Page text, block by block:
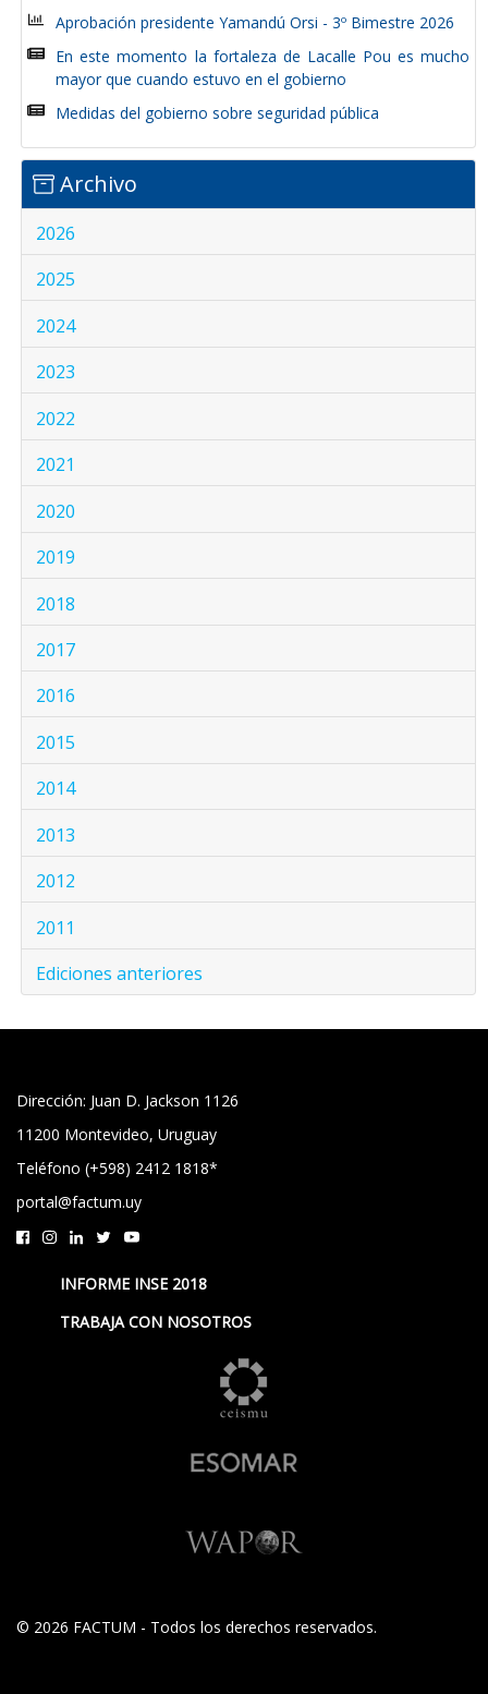
Aprobación presidente Yamandú Orsi - 3º Bimestre 2026
En este momento la fortaleza de Lacalle Pou es mucho
mayor que cuando estuvo en el gobierno
Medidas del gobierno sobre seguridad pública
Archivo
2026
2025
2024
2023
2022
2021
2020
2019
2018
2017
2016
2015
2014
2013
2012
2011
Ediciones anteriores
Dirección: Juan D. Jackson 1126
11200 Montevideo, Uruguay
Teléfono (+598) 2412 1818*
portal@factum.uy
INFORME INSE 2018
TRABAJA CON NOSOTROS
© 2026 FACTUM - Todos los derechos reservados.